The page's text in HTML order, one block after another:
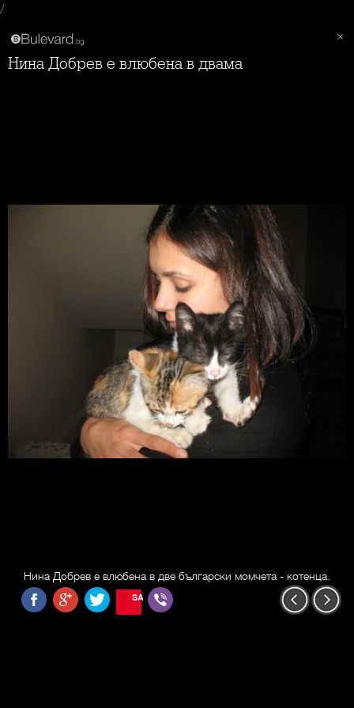
/
Нина Добрев е влюбена в двама
Нина Добрев е влюбена в две български момчета - котенца.
SAVE